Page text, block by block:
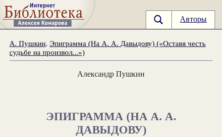
Авторы
А. Пушкин.Эпиграмма (На А. А. Давыдову) («Оставя честь
судьбе на произвол...»)
Александр Пушкин
ЭПИГРАММА (НА А. А.
ДАВЫДОВУ)